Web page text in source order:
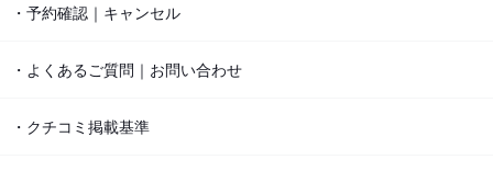
・予約確認｜キャンセル
・よくあるご質問｜お問い合わせ
・クチコミ掲載基準